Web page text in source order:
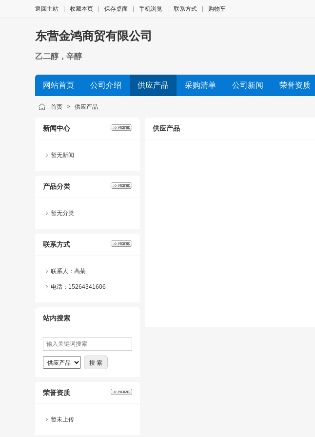
返回主站 收藏本页 保存桌面 手机浏览 联系方式 购物车
东营金鸿商贸有限公司
乙二醇，辛醇
网站首页 公司介绍 供应产品 采购清单 公司新闻 荣誉资质
首页 > 供应产品
新闻中心
暂无新闻
产品分类
暂无分类
联系方式
联系人：高菊
电话：15264341606
站内搜索
荣誉资质
暂未上传
供应产品